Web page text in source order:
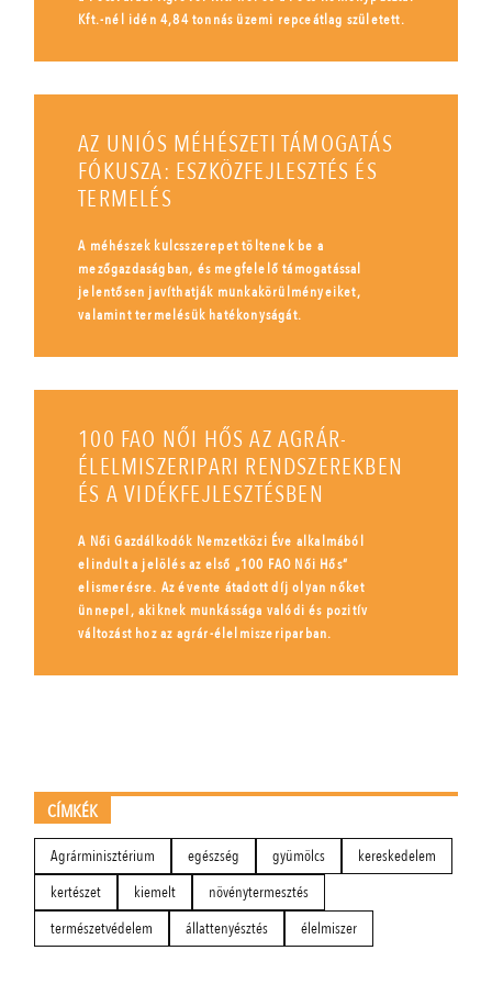
Kft.-nél idén 4,84 tonnás üzemi repceátlag született.
AZ UNIÓS MÉHÉSZETI TÁMOGATÁS
FÓKUSZA: ESZKÖZFEJLESZTÉS ÉS
TERMELÉS
A méhészek kulcsszerepet töltenek be a
mezőgazdaságban, és megfelelő támogatással
jelentősen javíthatják munkakörülményeiket,
valamint termelésük hatékonyságát.
100 FAO NŐI HŐS AZ AGRÁR-
ÉLELMISZERIPARI RENDSZEREKBEN
ÉS A VIDÉKFEJLESZTÉSBEN
A Női Gazdálkodók Nemzetközi Éve alkalmából
elindult a jelölés az első „100 FAO Női Hős”
elismerésre. Az évente átadott díj olyan nőket
ünnepel, akiknek munkássága valódi és pozitív
változást hoz az agrár-élelmiszeriparban.
CÍMKÉK
Agrárminisztérium egészség gyümölcs
kereskedelem
kertészet
kiemelt
növénytermesztés
természetvédelem
állattenyésztés élelmiszer